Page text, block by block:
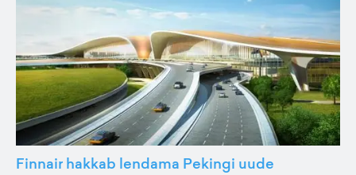
Finnair hakkab lendama Pekingi uude